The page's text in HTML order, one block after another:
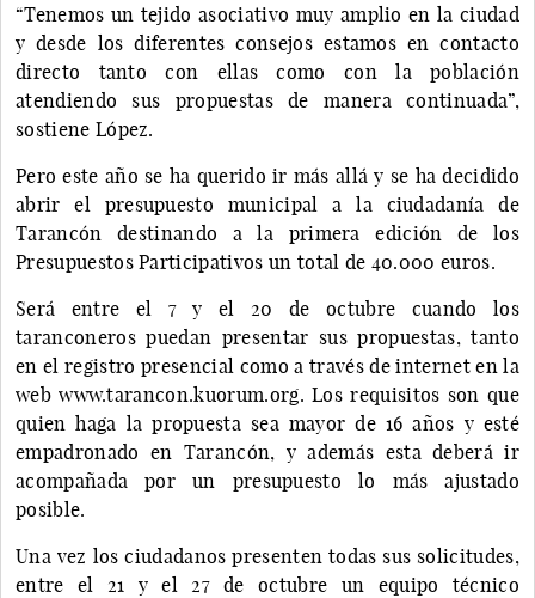
“Tenemos un tejido asociativo muy amplio en la ciudad
y desde los diferentes consejos estamos en contacto
directo tanto con ellas como con la población
atendiendo sus propuestas de manera continuada”,
sostiene López.
Pero este año se ha querido ir más allá y se ha decidido
abrir el presupuesto municipal a la ciudadanía de
Tarancón destinando a la primera edición de los
Presupuestos Participativos un total de 40.000 euros.
Será entre el 7 y el 20 de octubre cuando los
taranconeros puedan presentar sus propuestas, tanto
en el registro presencial como a través de internet en la
web www.tarancon.kuorum.org. Los requisitos son que
quien haga la propuesta sea mayor de 16 años y esté
empadronado en Tarancón, y además esta deberá ir
acompañada por un presupuesto lo más ajustado
posible.
Una vez los ciudadanos presenten todas sus solicitudes,
entre el 21 y el 27 de octubre un equipo técnico